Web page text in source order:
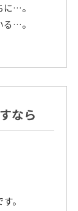
…。
…。
なら
。